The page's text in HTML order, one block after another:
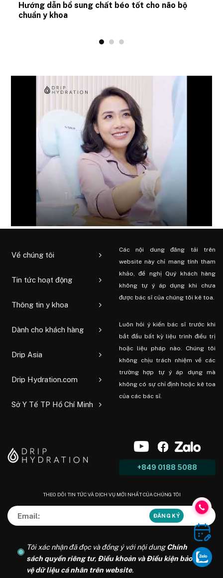
Hướng dẫn bổ sung chất béo tốt cho não bộ
chuẩn y khoa
Về chúng tôi
Tin tức hoạt động
Thông tin y khoa
Dành cho khách hàng
Drip Asia
Drip Hydration.com
Sở Y Tế TP Hồ Chí Minh
Các nội dung đăng tải trên
website này chỉ mang tính tham
khảo, đề nghị Quý khách hàng
không tự ý áp dụng khi chưa
được bác sĩ của chúng tôi kê toa.
Luôn hỏi ý kiến ​​bác sĩ trước khi
bắt đầu bất kỳ liệu trình điều trị
hoặc liệu pháp nào. Chúng tôi
không chịu trách nhiệm về các
trường hợp tự ý áp dụng mà
không có sự chỉ định hoặc kê toa
của các bác sĩ.
+849 0188 5088
THEO DÕI TIN TỨC VÀ DỊCH VỤ MỚI NHẤT CỦA CHÚNG TÔI
Tôi xác nhận đã đọc và đồng ý với nội dungChính
sách quyền riêng tư, Điều khoản và Điều kiện bảo
vệ dữ liệu cá nhân trên website.